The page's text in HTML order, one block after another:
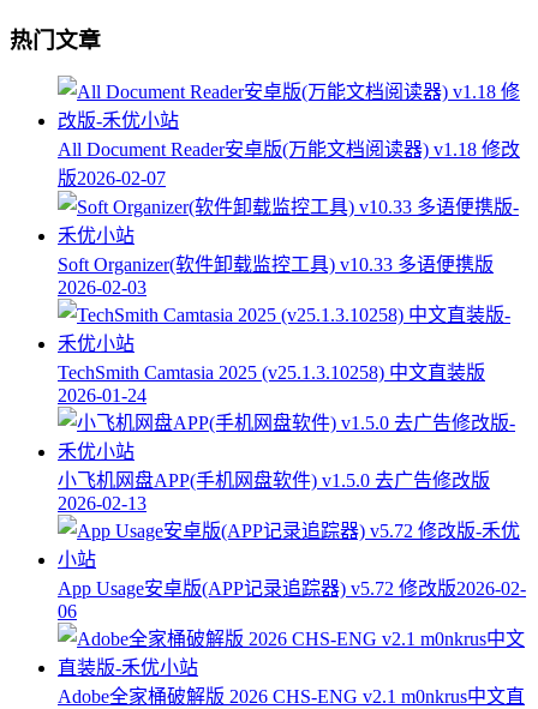
热门文章
All Document Reader安卓版(万能文档阅读器) v1.18 修改
版2026-02-07
Soft Organizer(软件卸载监控工具) v10.33 多语便携版
2026-02-03
TechSmith Camtasia 2025 (v25.1.3.10258) 中文直装版
2026-01-24
小飞机网盘APP(手机网盘软件) v1.5.0 去广告修改版
2026-02-13
App Usage安卓版(APP记录追踪器) v5.72 修改版2026-02-
06
Adobe全家桶破解版 2026 CHS-ENG v2.1 m0nkrus中文直